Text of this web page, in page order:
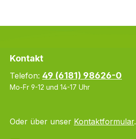
Kontakt
Telefon: 49 (6181) 98626-0
Mo-Fr 9-12 und 14-17 Uhr
Oder über unser Kontaktformular.